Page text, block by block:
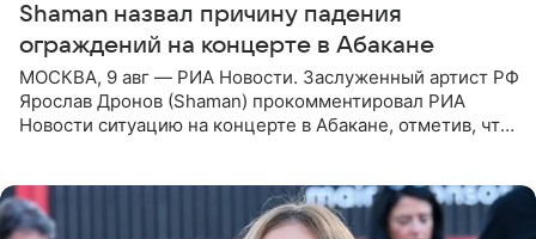
Shaman назвал причину падения
ограждений на концерте в Абакане
МОСКВА, 9 авг — РИА Новости. Заслуженный артист РФ
Ярослав Дронов (Shaman) прокомментировал РИА
Новости ситуацию на концерте в Абакане, отметив, что